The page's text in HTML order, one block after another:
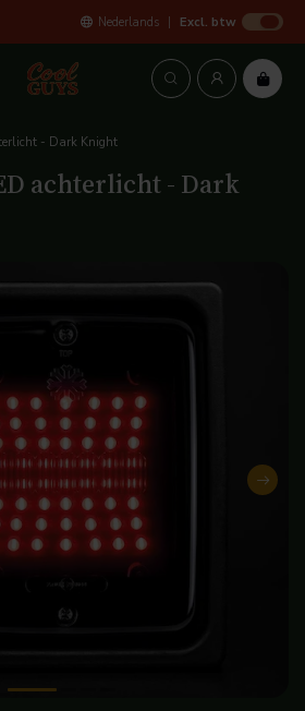
Nederlands Excl. btw
- Dark Knight
achterlicht - Dark